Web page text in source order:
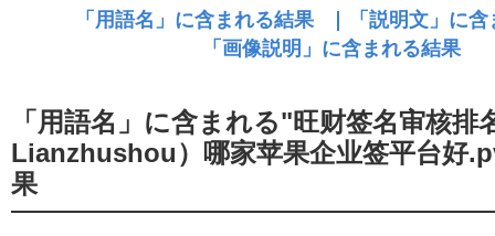
「用語名」に含まれる"旺财签名审核排
Lianzhushou）哪家苹果企业签平台好
果